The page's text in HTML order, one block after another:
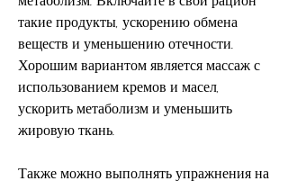
такие продукты, ускорению обмена
веществ и уменьшению отечности.
Хорошим вариантом является массаж с
использованием кремов и масел,
ускорить метаболизм и уменьшить
жировую ткань.
Также можно выполнять упражнения на